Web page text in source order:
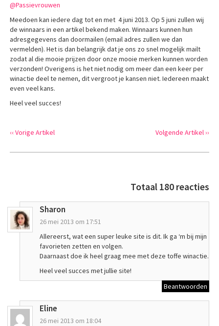
@Passievrouwen
Meedoen kan iedere dag tot en met 4 juni 2013. Op 5 juni zullen wij
de winnaars in een artikel bekend maken. Winnaars kunnen hun
adresgegevens dan doormailen (email adres zullen we dan
vermelden). Het is dan belangrijk dat je ons zo snel mogelijk mailt
zodat al die mooie prijzen door onze mooie merken kunnen worden
verzonden! Overigens is het niet nodig om meer dan een keer per
winactie deel te nemen, dit vergroot je kansen niet. Iedereen maakt
even veel kans.
Heel veel succes!
‹‹ Vorige Artikel Volgende Artikel ››
Totaal 180 reacties
Sharon
26 mei 2013 om 17:51
Allereerst, wat een super leuke site is dit. Ik ga ‘m bij mijn
favorieten zetten en volgen.
Daarnaast doe ik heel graag mee met deze toffe winactie.
Heel veel succes met jullie site!
Beantwoorden
Eline
26 mei 2013 om 18:04